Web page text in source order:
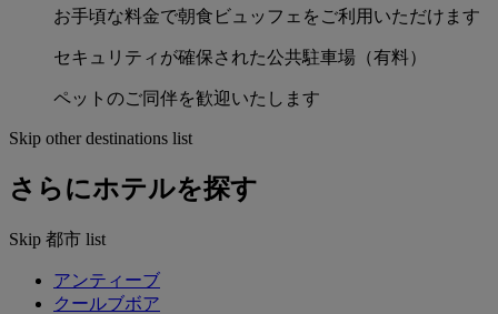
お手頃な料金で朝食ビュッフェをご利用いただけます
セキュリティが確保された公共駐車場（有料）
ペットのご同伴を歓迎いたします
Skip other destinations list
さらにホテルを探す
Skip 都市 list
アンティーブ
クールブボア